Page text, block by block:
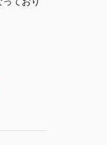
れました
エンジ
催] AI